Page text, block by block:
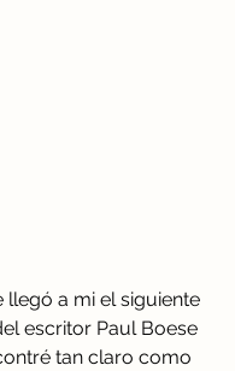
llegó a mi el siguiente
escritor Paul Boese
tan claro como